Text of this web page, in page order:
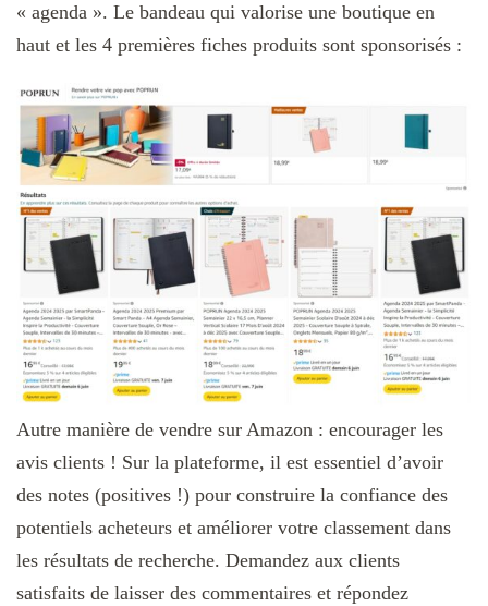
« agenda ». Le bandeau qui valorise une boutique en
haut et les 4 premières fiches produits sont sponsorisés :
Autre manière de vendre sur Amazon : encourager les
avis clients ! Sur la plateforme, il est essentiel d’avoir
des notes (positives !) pour construire la confiance des
potentiels acheteurs et améliorer votre classement dans
les résultats de recherche. Demandez aux clients
satisfaits de laisser des commentaires et répondez